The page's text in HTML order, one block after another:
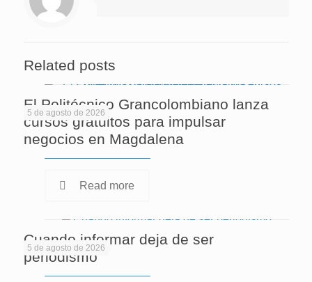
Related posts
5 de agosto de 2026
El Politécnico Grancolombiano lanza
cursos gratuitos para impulsar
negocios en Magdalena
Read more
5 de agosto de 2026
Cuando informar deja de ser
periodismo